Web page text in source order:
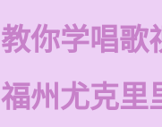
教你学唱歌
福州尤克里